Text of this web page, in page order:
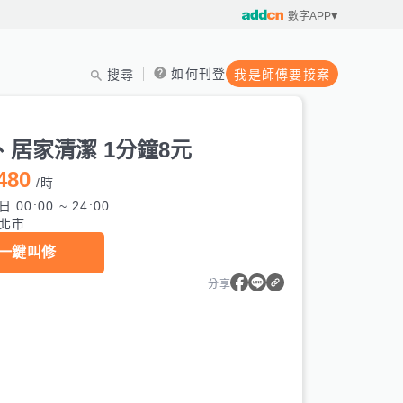
數字APP
搜尋 如何刊登 我是師傅要接案
居家清潔 1分鐘8元
/時
00:00 ~ 24:00
市
鍵叫修
分享